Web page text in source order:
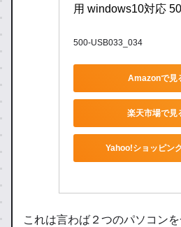
用 windows10対応
500-USB033_034
Amazonで見
楽天市場で見
Yahoo!ショッピン
これは言わば２つのパソコン